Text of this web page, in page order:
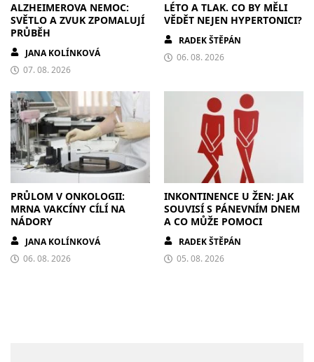
ALZHEIMEROVA NEMOC:
SVĚTLO A ZVUK ZPOMALUJÍ
PRŮBĚH
JANA KOLÍNKOVÁ
07. 08. 2026
LÉTO A TLAK. CO BY MĚLI
VĚDĚT NEJEN HYPERTONICI?
RADEK ŠTĚPÁN
06. 08. 2026
PRŮLOM V ONKOLOGII:
MRNA VAKCÍNY CÍLÍ NA
NÁDORY
JANA KOLÍNKOVÁ
06. 08. 2026
INKONTINENCE U ŽEN: JAK
SOUVISÍ S PÁNEVNÍM DNEM
A CO MŮŽE POMOCI
RADEK ŠTĚPÁN
05. 08. 2026